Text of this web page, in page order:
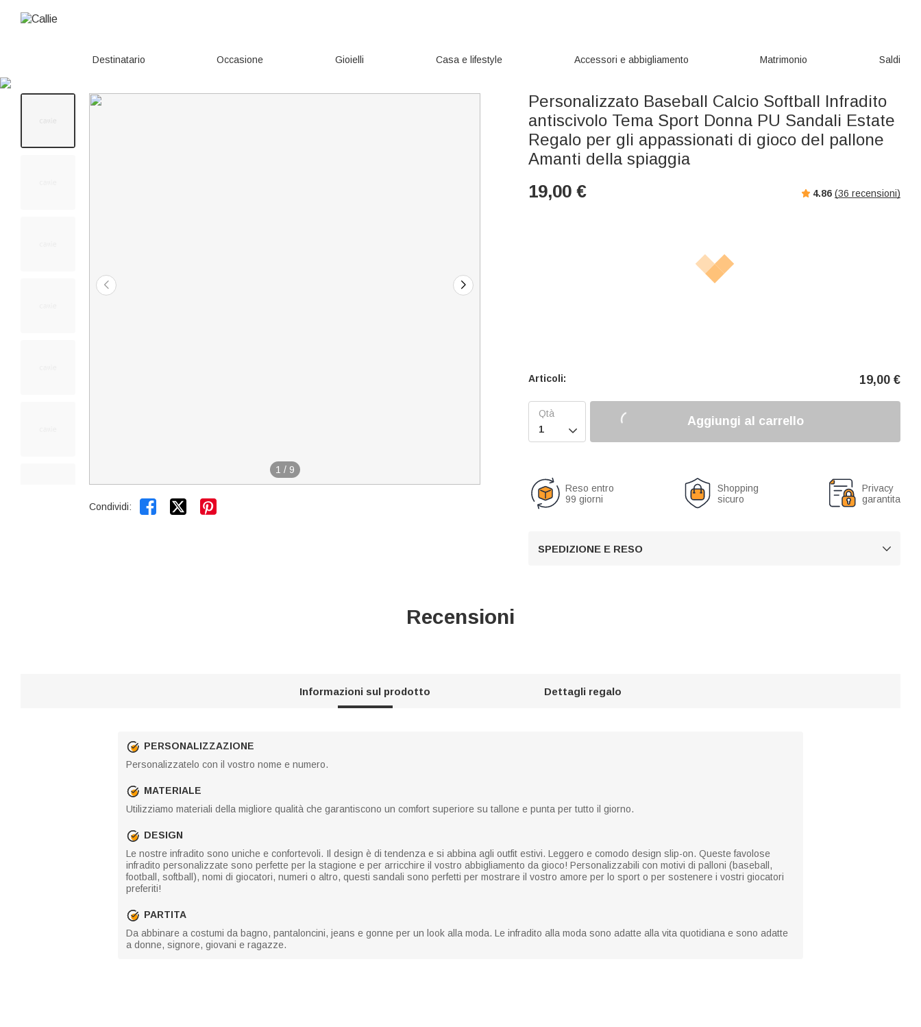
Destinatario Occasione Gioielli Casa e lifestyle Accessori e abbigliamento Matrimonio Saldi
1 / 9
Condividi:  
Personalizzato Baseball Calcio Softball Infradito
antiscivolo Tema Sport Donna PU Sandali Estate
Regalo per gli appassionati di gioco del pallone
Amanti della spiaggia
19,00 € 4.86 (36 recensioni)
Articoli: 19,00 €

Aggiungi al carrello
Reso entro
99 giorni
Shopping
sicuro
Privacy
garantita
SPEDIZIONE E RESO 
Recensioni
Informazioni sul prodotto Dettagli regalo
PERSONALIZZAZIONE
Personalizzatelo con il vostro nome e numero.
MATERIALE
Utilizziamo materiali della migliore qualità che garantiscono un comfort superiore su tallone e punta per tutto il giorno.
DESIGN
Le nostre infradito sono uniche e confortevoli. Il design è di tendenza e si abbina agli outfit estivi. Leggero e comodo design slip-on. Queste favolose
infradito personalizzate sono perfette per la stagione e per arricchire il vostro abbigliamento da gioco! Personalizzabili con motivi di palloni (baseball,
football, softball), nomi di giocatori, numeri o altro, questi sandali sono perfetti per mostrare il vostro amore per lo sport o per sostenere i vostri giocatori
preferiti!
PARTITA
Da abbinare a costumi da bagno, pantaloncini, jeans e gonne per un look alla moda. Le infradito alla moda sono adatte alla vita quotidiana e sono adatte
a donne, signore, giovani e ragazze.